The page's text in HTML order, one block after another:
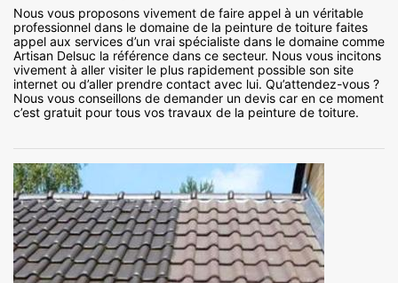
Nous vous proposons vivement de faire appel à un véritable
professionnel dans le domaine de la peinture de toiture faites
appel aux services d’un vrai spécialiste dans le domaine comme
Artisan Delsuc la référence dans ce secteur. Nous vous incitons
vivement à aller visiter le plus rapidement possible son site
internet ou d’aller prendre contact avec lui. Qu’attendez-vous ?
Nous vous conseillons de demander un devis car en ce moment
c’est gratuit pour tous vos travaux de la peinture de toiture.